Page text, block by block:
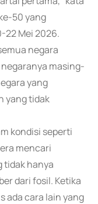
50 yang
22 Mei 2026.
negara
masing-
yang
yang tidak
kondisi seperti
mencari
hanya
dari fosil. Ketika
ada cara lain yang